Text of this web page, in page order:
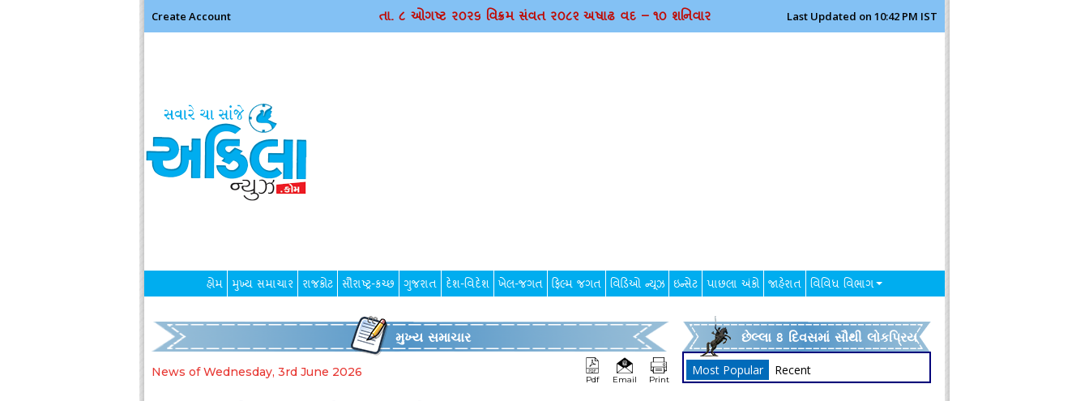
Create Account તા. ૮ ઓગષ્ટ ર૦ર૬ વિક્રમ સંવત ર૦૮૨ અષાઢ વદ – ૧૦ શનિવાર Last Updated on 10:42 PM IST
હોમ મુખ્ય સમાચાર રાજકોટ સૌરાષ્ટ્ર-કચ્છ ગુજરાત દેશ-વિદેશ ખેલ-જગત ફિલ્મ જગત વિડિઓ ન્યૂઝ ઇન્સેટ પાછલા અંકો જાહેરાત વિવિધ વિભાગ
મુખ્ય સમાચાર
News of Wednesday, 3rd June 2026
Pdf Email Print
છેલ્લા 8 દિવસમાં સૌથી લોકપ્રિય
Most Popular Recent